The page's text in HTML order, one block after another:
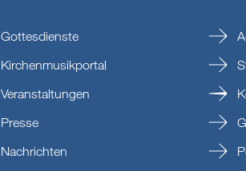
Gottesdienste
Kirchenmusikportal
Veranstaltungen
Presse
Nachrichten